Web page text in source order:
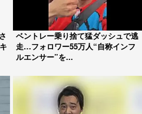
ベントレー乗り捨て猛ダッシュで逃
走…フォロワー55万人“自称インフ
ルエンサー”を...